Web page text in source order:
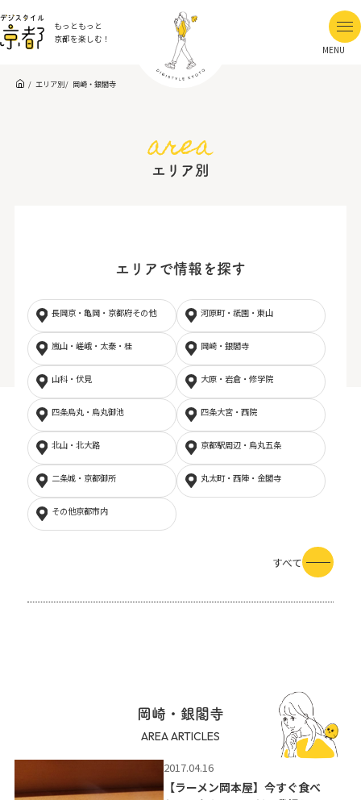
もっともっと
京都を楽しむ！
MENU
エリア別 岡崎・銀閣寺
area
エリア別
エリアで情報を探す
長岡京・亀岡・京都府その他 河原町・祇園・東山
嵐山・嵯峨・太秦・桂 岡崎・銀閣寺
山科・伏見 大原・岩倉・修学院
四条烏丸・烏丸御池 四条大宮・西院
北山・北大路 京都駅周辺・烏丸五条
二条城・京都御所 丸太町・西陣・金閣寺
その他京都市内
すべて
岡崎・銀閣寺
AREA ARTICLES
2017.04.16
【ラーメン岡本屋】今すぐ食べ